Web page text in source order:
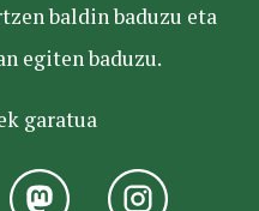
baldin baduzu eta
egiten baduzu.
garatua